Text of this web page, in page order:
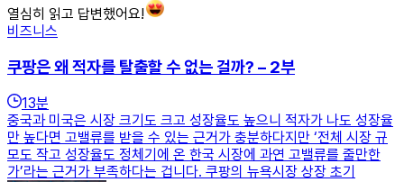
열심히 읽고 답변했어요!
비즈니스
쿠팡은 왜 적자를 탈출할 수 없는 걸까? – 2부
13분
중국과 미국은 시장 크기도 크고 성장율도 높으니 적자가 나도 성장율
만 높다면 고밸류를 받을 수 있는 근거가 충분하다지만 ‘전체 시장 규
모도 작고 성장율도 정체기에 온 한국 시장에 과연 고밸류를 줄만한
가’라는 근거가 부족하다는 겁니다. 쿠팡의 뉴욕시장 상장 초기